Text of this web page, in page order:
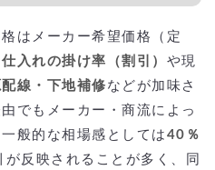
はメーカー希望価格（定
仕入れの掛け率（割引） や現
線・下地補修 などが加味さ
でもメーカー・商流によっ
般的な相場感としては 40％
反映されることが多く、同